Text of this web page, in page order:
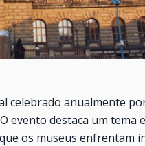
celebrado anualmente
evento destaca um tema
os museus enfrentam